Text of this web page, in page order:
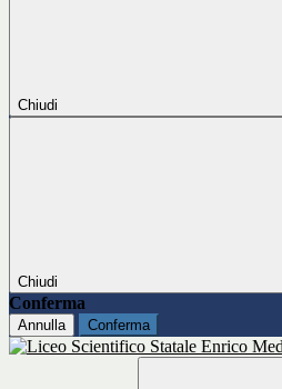
Chiudi
Chiudi
Conferma
Annulla Conferma